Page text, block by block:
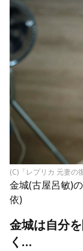
(C)「レプリカ 元妻の
金城(古屋呂敏)
依)
金城は自分
く …